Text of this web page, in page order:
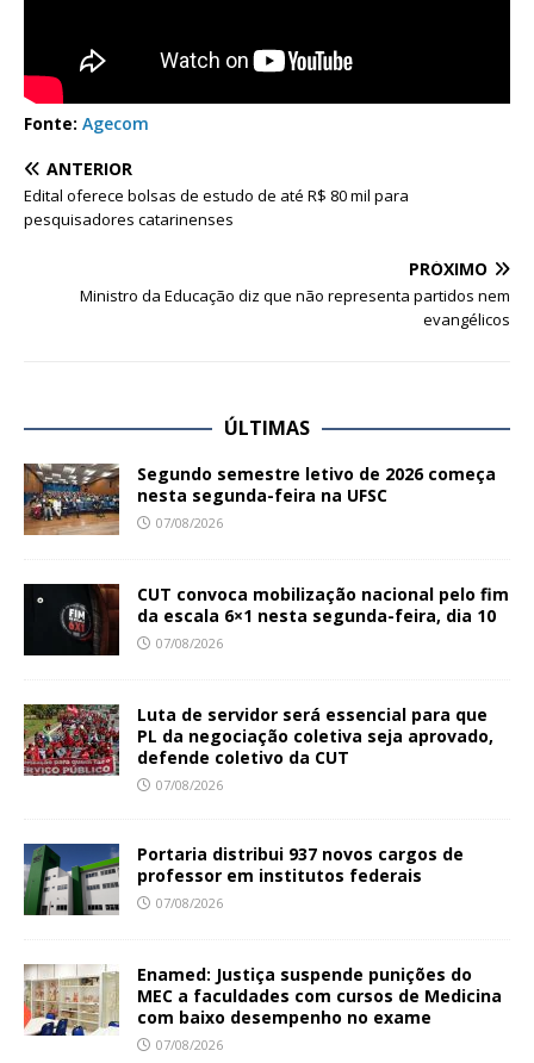
Fonte: Agecom
ANTERIOR
Edital oferece bolsas de estudo de até R$ 80 mil para
pesquisadores catarinenses
PRÓXIMO
Ministro da Educação diz que não representa partidos nem
evangélicos
ÚLTIMAS
Segundo semestre letivo de 2026 começa
nesta segunda-feira na UFSC
07/08/2026
CUT convoca mobilização nacional pelo fim
da escala 6×1 nesta segunda-feira, dia 10
07/08/2026
Luta de servidor será essencial para que
PL da negociação coletiva seja aprovado,
defende coletivo da CUT
07/08/2026
Portaria distribui 937 novos cargos de
professor em institutos federais
07/08/2026
Enamed: Justiça suspende punições do
MEC a faculdades com cursos de Medicina
com baixo desempenho no exame
07/08/2026